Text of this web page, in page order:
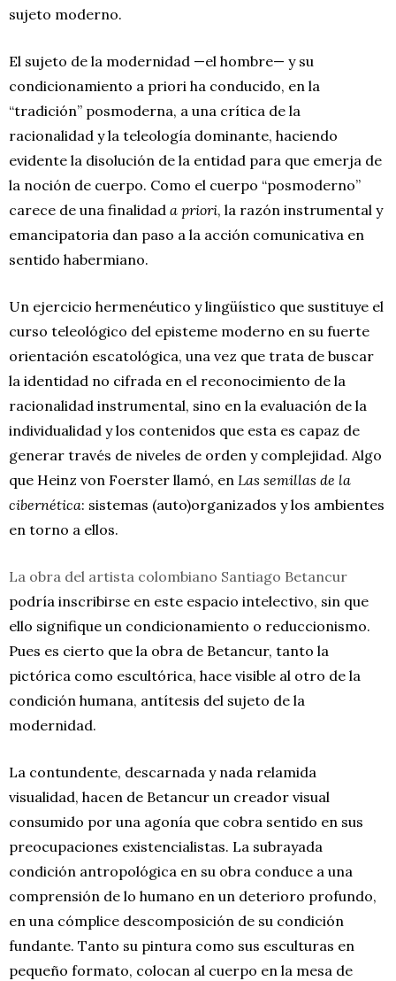
sujeto moderno.
El sujeto de la modernidad —el hombre— y su
condicionamiento a priori ha conducido, en la
“tradición” posmoderna, a una crítica de la
racionalidad y la teleología dominante, haciendo
evidente la disolución de la entidad para que emerja de
la noción de cuerpo. Como el cuerpo “posmoderno”
carece de una finalidad a priori, la razón instrumental y
emancipatoria dan paso a la acción comunicativa en
sentido habermiano.
Un ejercicio hermenéutico y lingüístico que sustituye el
curso teleológico del episteme moderno en su fuerte
orientación escatológica, una vez que trata de buscar
la identidad no cifrada en el reconocimiento de la
racionalidad instrumental, sino en la evaluación de la
individualidad y los contenidos que esta es capaz de
generar través de niveles de orden y complejidad. Algo
que Heinz von Foerster llamó, en Las semillas de la
cibernética: sistemas (auto)organizados y los ambientes
en torno a ellos.
La obra del artista colombiano Santiago Betancur
podría inscribirse en este espacio intelectivo, sin que
ello signifique un condicionamiento o reduccionismo.
Pues es cierto que la obra de Betancur, tanto la
pictórica como escultórica, hace visible al otro de la
condición humana, antítesis del sujeto de la
modernidad.
La contundente, descarnada y nada relamida
visualidad, hacen de Betancur un creador visual
consumido por una agonía que cobra sentido en sus
preocupaciones existencialistas. La subrayada
condición antropológica en su obra conduce a una
comprensión de lo humano en un deterioro profundo,
en una cómplice descomposición de su condición
fundante. Tanto su pintura como sus esculturas en
pequeño formato, colocan al cuerpo en la mesa de